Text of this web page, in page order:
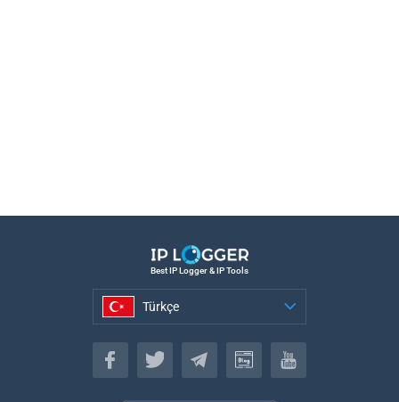
Best IP Logger & IP Tools
Türkçe
Türkçe